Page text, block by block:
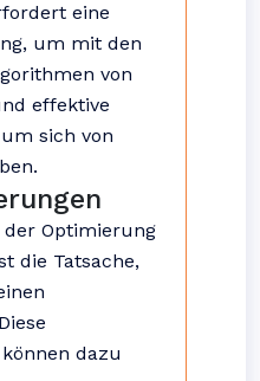
eine
um mit den
von
effektive
sich von
Optimierung
die Tatsache,
dazu